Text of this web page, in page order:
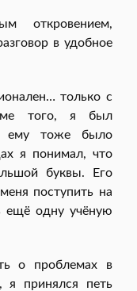
откровением,
в удобное
только с
того, я был
ему тоже было
я понимал, что
буквы. Его
поступить на
ещё одну учёную
о проблемах в
я принялся петь